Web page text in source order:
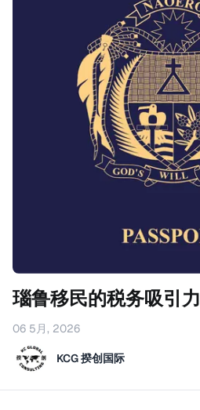
瑙鲁移民的税务吸引力
06 5月, 2026
KCG 揆创国际